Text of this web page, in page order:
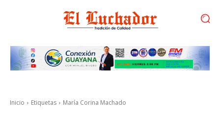
Inicio Etiquetas María Corina Machado